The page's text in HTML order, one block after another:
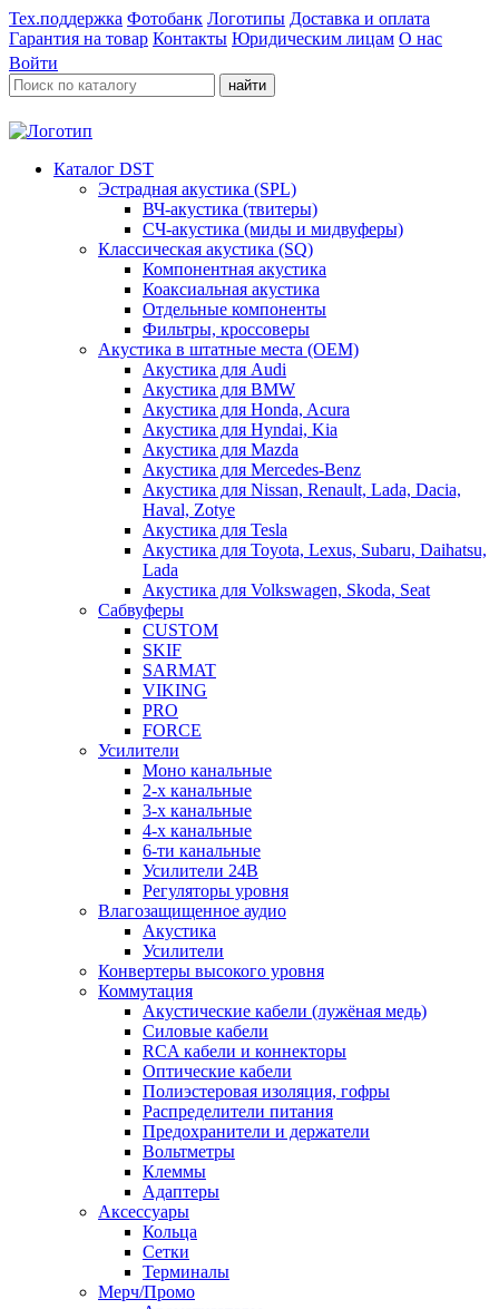
Тех.поддержка Фотобанк Логотипы Доставка и оплата
Гарантия на товар Контакты Юридическим лицам О нас
Войти
найти
Каталог DST
Эстрадная акустика (SPL)
ВЧ-акустика (твитеры)
СЧ-акустика (миды и мидвуферы)
Классическая акустика (SQ)
Компонентная акустика
Коаксиальная акустика
Отдельные компоненты
Фильтры, кроссоверы
Акустика в штатные места (OEM)
Акустика для Audi
Акустика для BMW
Акустика для Honda, Acura
Акустика для Hyndai, Kia
Акустика для Mazda
Акустика для Mercedes-Benz
Акустика для Nissan, Renault, Lada, Dacia,
Haval, Zotye
Акустика для Tesla
Акустика для Toyota, Lexus, Subaru, Daihatsu,
Lada
Акустика для Volkswagen, Skoda, Seat
Сабвуферы
CUSTOM
SKIF
SARMAT
VIKING
PRO
FORCE
Усилители
Моно канальные
2-х канальные
3-х канальные
4-х канальные
6-ти канальные
Усилители 24В
Регуляторы уровня
Влагозащищенное аудио
Акустика
Усилители
Конвертеры высокого уровня
Коммутация
Акустические кабели (лужёная медь)
Силовые кабели
RCA кабели и коннекторы
Оптические кабели
Полиэстеровая изоляция, гофры
Распределители питания
Предохранители и держатели
Вольтметры
Клеммы
Адаптеры
Аксессуары
Кольца
Сетки
Терминалы
Мерч/Промо